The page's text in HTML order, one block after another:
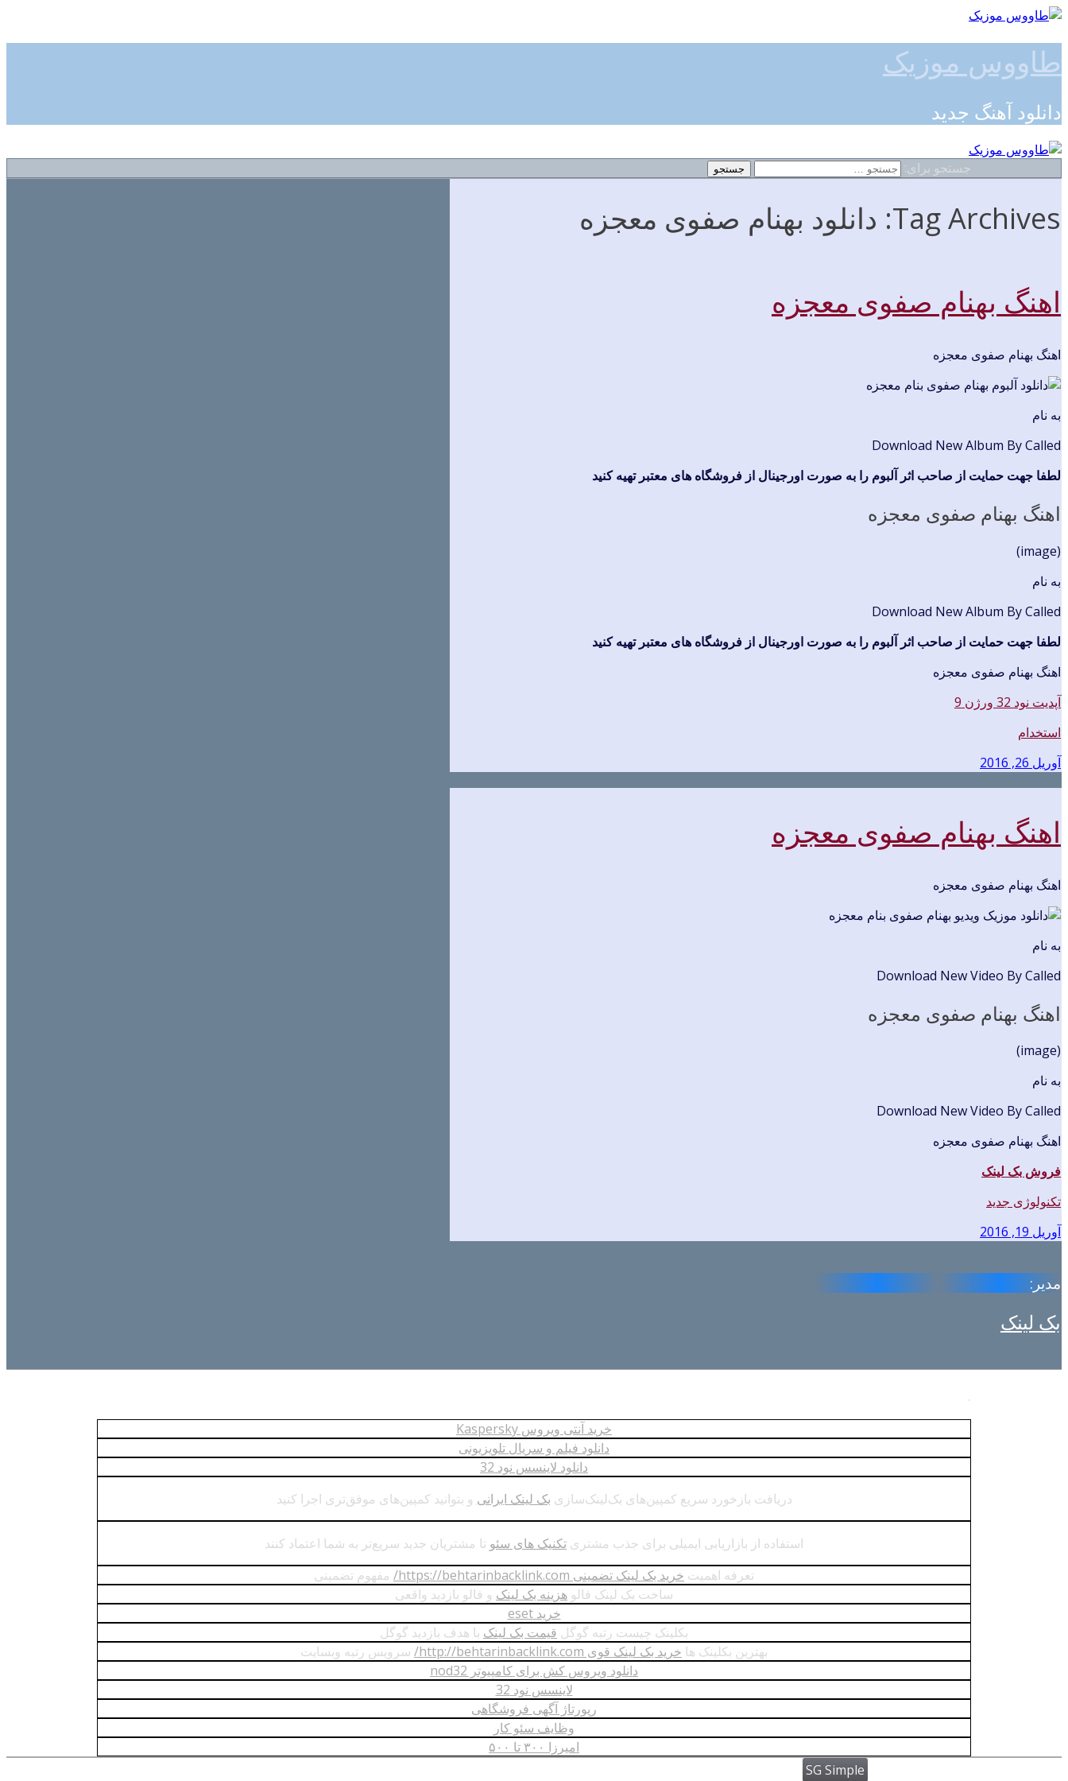
طاووس موزیک
دانلود آهنگ جدید
جستجو برای:
Tag Archives: دانلود بهنام صفوی معجزه
اهنگ بهنام صفوی معجزه
اهنگ بهنام صفوی معجزه
به نام
Download New Album By Called
لطفا جهت حمایت از صاحب اثر آلبوم را به صورت اورجینال از فروشگاه های معتبر تهیه کنید
اهنگ بهنام صفوی معجزه
(image)
به نام
Download New Album By Called
لطفا جهت حمایت از صاحب اثر آلبوم را به صورت اورجینال از فروشگاه های معتبر تهیه کنید
اهنگ بهنام صفوی معجزه
آپدیت نود 32 ورژن 9
استخدام
آوریل 26, 2016
اهنگ بهنام صفوی معجزه
اهنگ بهنام صفوی معجزه
به نام
Download New Video By Called
اهنگ بهنام صفوی معجزه
(image)
به نام
Download New Video By Called
اهنگ بهنام صفوی معجزه
فروش بک لینک
تکنولوژی جدید
آوریل 19, 2016
مدیر:
بک لینک
.
خرید آنتی ویروس Kaspersky
دانلود فیلم و سریال تلویزیونی
دانلود لاینسس نود 32
دریافت بازخورد سریع کمپین‌های بک‌لینک‌سازی بک لینک ایرانی و بتوانید کمپین‌های موفق‌تری اجرا کنید
استفاده از بازاریابی ایمیلی برای جذب مشتری تکنیک های سئو تا مشتریان جدید سریع‌تر به شما اعتماد کنند
تعرفه اهمیت خرید بک لینک تضمینی https://behtarinbacklink.com/
مفهوم تضمینی
ساخت بک لینک فالو هزینه بک لینک و فالو بازدید واقعی
خرید eset
بکلینک چیست رتبه گوگل قیمت بک لینک با هدف بازدید گوگل
بهترین بکلینک ها خرید بک لینک قوی http://behtarinbacklink.com/
سرویس رتبه وبسایت
دانلود ویروس کش برای کامپیوتر nod32
لاینسس نود 32
رپورتاژ آگهی فروشگاهی
وظایف سئو کار
امیرزا ۳۰۰ تا ۵۰۰
SG Simple